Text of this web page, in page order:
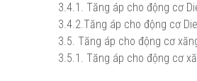
3.4.1. Tăng áp cho động cơ
3.4.2.Tăng áp cho động cơ
3.5. Tăng áp cho động cơ
3.5.1. Tăng áp cho động cơ